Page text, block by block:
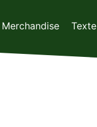
Merchandise Texte